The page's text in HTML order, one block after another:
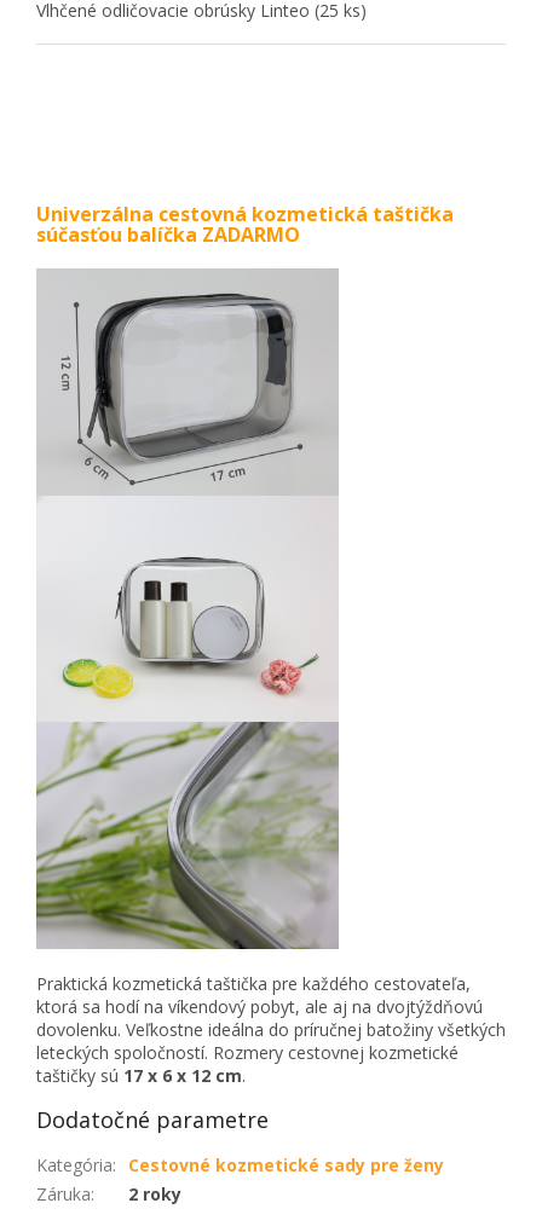
Vlhčené odličovacie obrúsky Linteo (25 ks)
Univerzálna cestovná kozmetická taštička
súčasťou balíčka ZADARMO
Praktická kozmetická taštička pre každého cestovateľa,
ktorá sa hodí na víkendový pobyt, ale aj na dvojtýždňovú
dovolenku. Veľkostne ideálna do príručnej batožiny všetkých
leteckých spoločností. Rozmery cestovnej kozmetické
taštičky sú 17 x 6 x 12 cm.
Dodatočné parametre
Kategória:
Cestovné kozmetické sady pre ženy
Záruka: 2 roky